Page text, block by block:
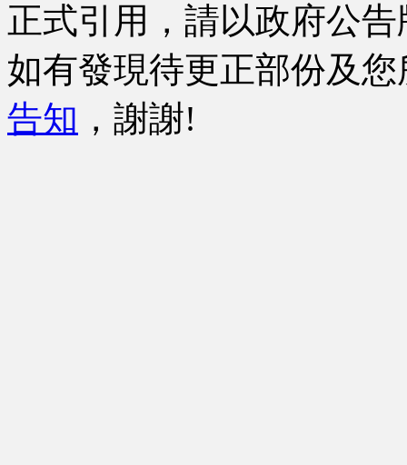
正式引用，請以政府公
如有發現待更正部份及
告知 ，謝謝!